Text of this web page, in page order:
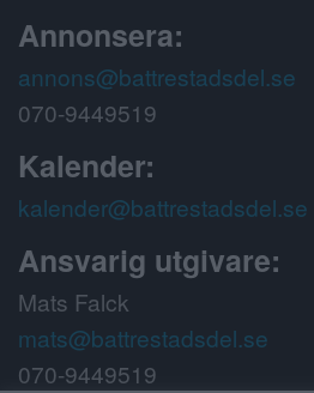
Annonsera:
annons@battrestadsdel.se
070-9449519
Kalender:
kalender@battrestadsdel.se
Ansvarig utgivare:
Mats Falck
mats@battrestadsdel.se
070-9449519